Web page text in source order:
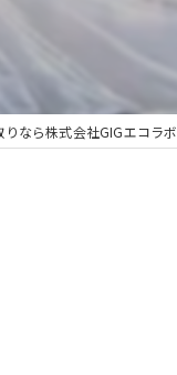
なら株式会社GIGエコラボ